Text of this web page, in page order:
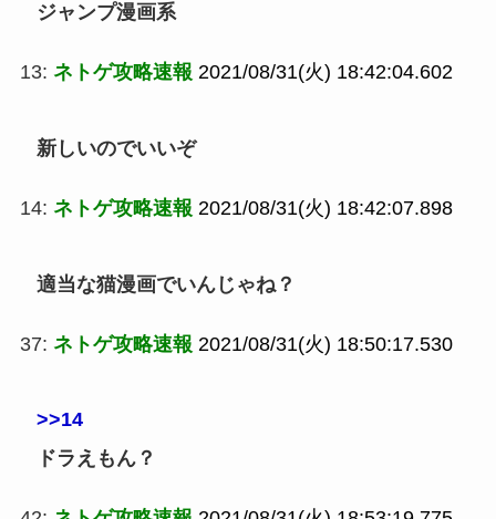
ジャンプ漫画系
13: ネトゲ攻略速報 2021/08/31(火) 18:42:04.602
新しいのでいいぞ
14: ネトゲ攻略速報 2021/08/31(火) 18:42:07.898
適当な猫漫画でいんじゃね？
37: ネトゲ攻略速報 2021/08/31(火) 18:50:17.530
>>14
ドラえもん？